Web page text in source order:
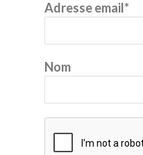
Adresse email*
Nom